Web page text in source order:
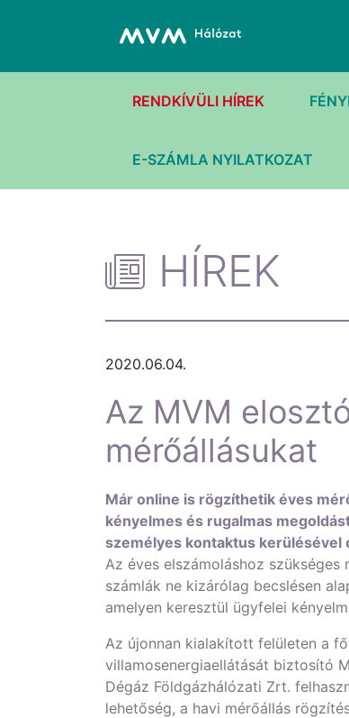
RENDKÍVÜLI HÍREK
E-SZÁMLA NYILATKOZAT
HÍREK
2020.06.04.
Az MVM
mérőállásukat
Már online is rögzíthetik éves
kényelmes és rugalmas
személyes kontaktus kerülésével
Az éves elszámoláshoz
számlák ne kizárólag becslésen
amelyen keresztül ügyfelei
Az újonnan kialakított felületen a
villamosenergiaellátását biztosító
Dégáz Földgázhálózati Zrt.
lehetőség, a havi mérőállás